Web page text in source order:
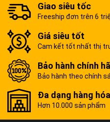
Giao siêu tốc
Freeship đơn trên 6
Giá siêu tốt
Cam kết tốt nhất thị
Bảo hành chính
Bảo hành theo chính
Đa dạng hàng hóa
Hơn 10.000 sản phẩm